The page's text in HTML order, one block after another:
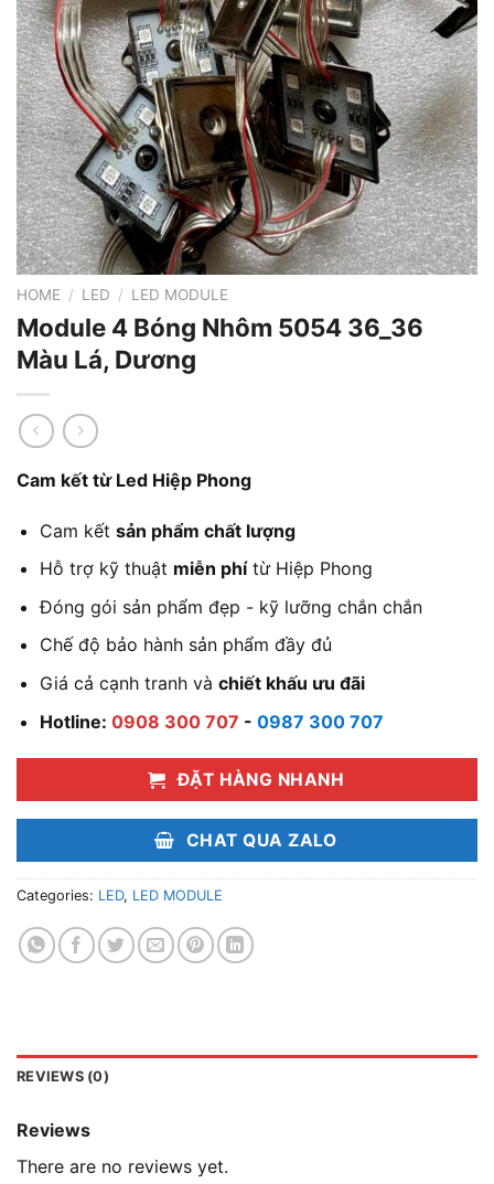
HOME / LED / LED MODULE
Module 4 Bóng Nhôm 5054 36_36
Màu Lá, Dương
Cam kết từ Led Hiệp Phong
Cam kết sản phẩm chất lượng
Hỗ trợ kỹ thuật miễn phítừ Hiệp Phong
Đóng gói sản phẩm đẹp - kỹ lưỡng chắn chắn
Chế độ bảo hành sản phẩm đầy đủ
Giá cả cạnh tranh và chiết khấu ưu đãi
Hotline: 0908 300 707 - 0987 300 707
ĐẶT HÀNG NHANH
CHAT QUA ZALO
Categories: LED, LED MODULE
REVIEWS (0)
Reviews
There are no reviews yet.